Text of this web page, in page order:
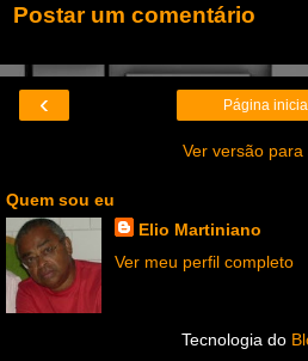
Postar um comentário
‹ Página inicial
Ver versão para
Quem sou eu
Elio Martiniano
Ver meu perfil completo
Tecnologia do